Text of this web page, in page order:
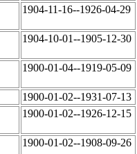
1904-11-16--1926-04-29
1904-10-01--1905-12-30
1900-01-04--1919-05-09
1900-01-02--1931-07-13
1900-01-02--1926-12-15
1900-01-02--1908-09-26